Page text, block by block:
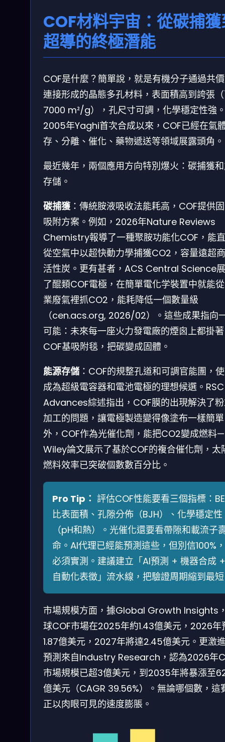
COF材料宇宙：從碳捕
超導的終極潛能
COF是什麼？簡單說，就是有機分子通過共
連接形成的晶態多孔材料，表面積高到誇張
7000 m²/g），孔尺寸可調，化學穩定性強
2005年Yaghi首次合成以來，COF已經在氣
存、分離、催化、藥物遞送等領域展露頭角。
最近幾年，兩個應用方向特別爆火：碳捕獲
存儲。
碳捕獲：傳統胺液吸收法能耗高，COF提供
吸附方案。例如，2026年Nature Reviews
Chemistry報導了一種聚胺功能化COF，能
從空氣中以超快動力學捕獲CO2，容量遠超
活性炭。更有甚者，ACS Central Science
了醌類COF電極，在簡單電化学裝置中就能
業廢氣裡抓CO2，能耗降低一個數量級
（cen.acs.org, 2026/02）。這些成果指向
可能：未來每一座火力發電廠的煙囪上都掛著
COF基吸附毯，把碳變成固體。
能源存儲 ：COF的規整孔道和可調官能團，
成為超級電容器和電池電極的理想候選。RSC
Advances綜述指出，COF膜的出現解決了
加工的問題，讓電極製造變得像塗布一樣簡
外，COF作為光催化劑，能把CO2變成燃料
Wiley論文展示了基於COF的複合催化劑，太
燃料效率已突破個數數百分比。
Pro Tip： 評估COF性能要看三個指標：
比表面積、孔隙分佈（BJH）、化學穩定性
（pH和熱）。光催化還要看帶隙和載流子
命。AI代理已經能預測這些，但別信100%，
必須實測。建議建立「AI預測 + 機器合成 +
自動化表徵」流水線，把驗證周期縮到最
市場規模方面，據Global Growth Insights
球COF市場在2025年約1.43億美元，2026年
1.87億美元，2027年將達2.45億美元。更激
預測來自Industry Research，認為2026年
市場規模已超3億美元，到2035年將暴漲至
億美元（CAGR 39.56%）。無論哪個數，這
正以肉眼可見的速度膨脹。